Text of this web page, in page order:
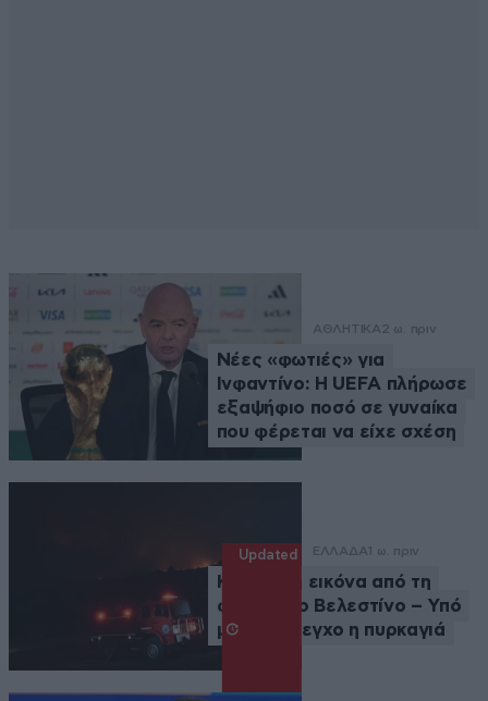
ΑΘΛΗΤΙΚΑ2 ω. πριν
Νέες «φωτιές» για
Ινφαντίνο: Η UEFA πλήρωσε
εξαψήφιο ποσό σε γυναίκα
που φέρεται να είχε σχέση
Updated ΕΛΛΑΔΑ 1 ω. πριν
Καλύτερη εικόνα από τη
φωτιά στο Βελεστίνο – Υπό
μερικό έλεγχο η πυρκαγιά